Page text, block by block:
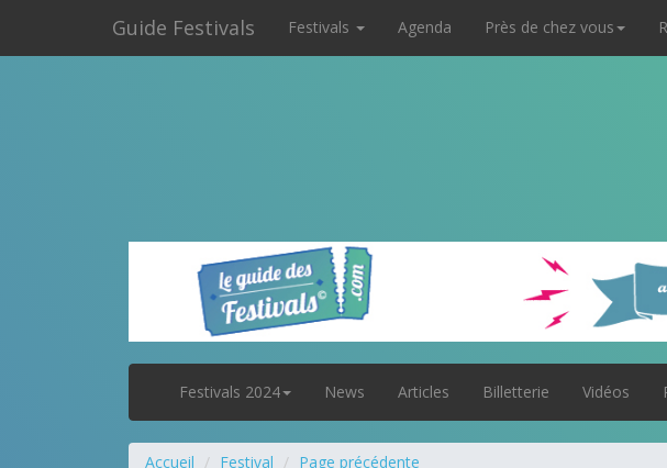
Guide Festivals Festivals Agenda Près de chez vous
Festivals 2024 News Articles Billetterie Vidéos
Accueil Festival Page précédente